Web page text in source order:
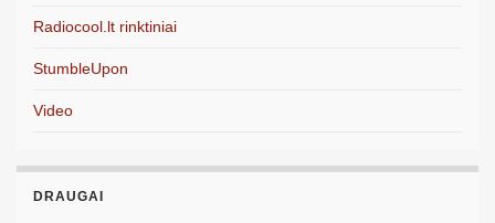
Radiocool.lt rinktiniai
StumbleUpon
Video
DRAUGAI